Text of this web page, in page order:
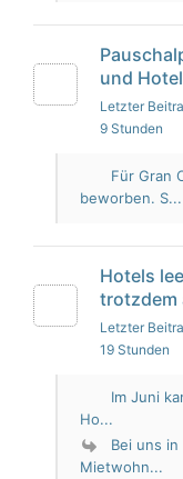
und
Letzter
9 Stunden
Für Gran
beworben. S...
Hotels
trotzdem
Letzter
19 Stunden
Im Juni
Ho...
Bei uns in
Mietwohn...